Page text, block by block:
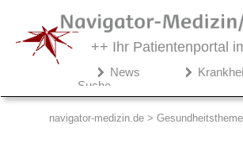
++ Ihr Patientenportal
News
Suche
navigator-medizin.de >
Navigator-
▾
Gesundheitsthemen